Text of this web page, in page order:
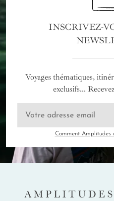
INSCRIVEZ-
Voyages thématiques,
exclusifs...
Comment Amplitudes
AMPLITUDES